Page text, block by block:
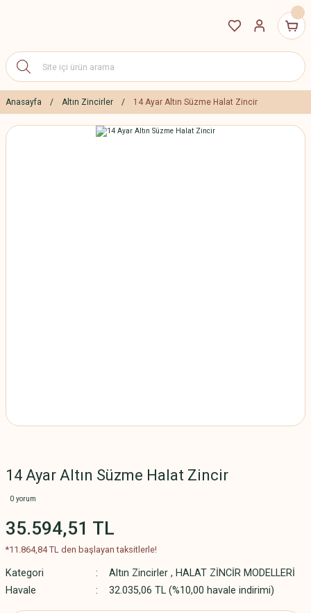
Anasayfa Altın Zincirler 14 Ayar Altın Süzme Halat Zincir
14 Ayar Altın Süzme Halat Zincir
0 yorum
35.594,51 TL
*11.864,84 TL den başlayan taksitlerle!
Kategori Altın Zincirler , HALAT ZİNCİR MODELLERİ
Havale
32.035,06 TL (%10,00 havale indirimi)